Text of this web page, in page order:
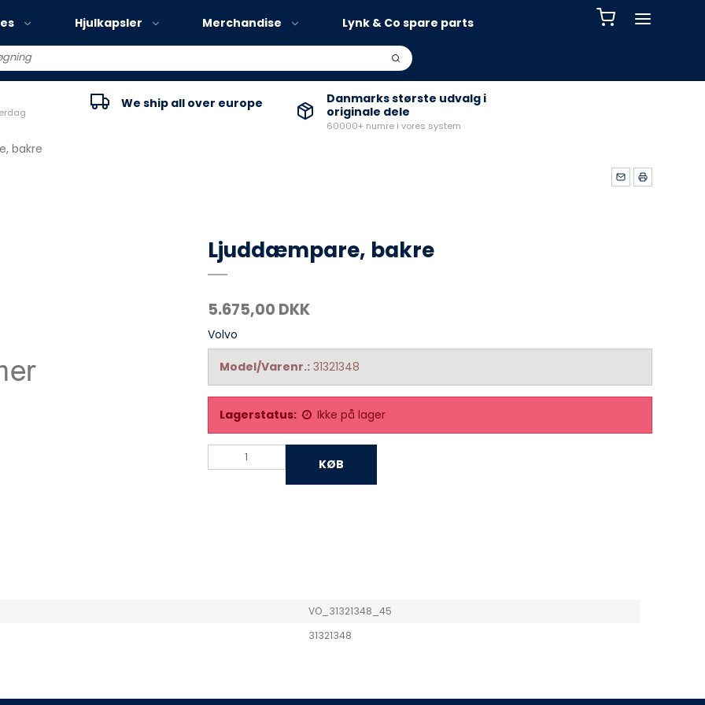
Volvo EX30
Volvo EC40
Hjulkapsler Merchandise Lynk & Co spare parts
We ship all over europe
Danmarks største udvalg i
originale dele
60000+ numre i vores system
bakre
Ljuddæmpare, bakre
5.675,00 DKK
Volvo
Model/Varenr.: 31321348
Lagerstatus: Ikke på lager
KØB
VO_31321348_45
31321348